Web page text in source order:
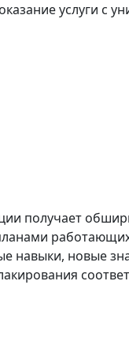
услуги с
получает
навыки, новые